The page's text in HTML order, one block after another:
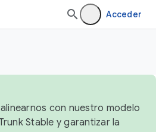
Acceder
con nuestro modelo
Stable y garantizar la